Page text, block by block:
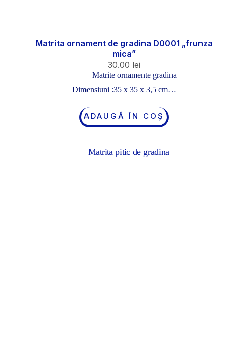
Matrita ornament de gradina D0001 „frunza
mica”
30.00 lei
Matrite ornamente gradina
Dimensiuni :35 x 35 x 3,5 cm…
ADAUGĂ ÎN COȘ